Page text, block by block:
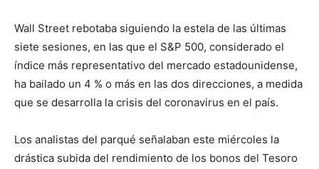
Wall Street rebotaba siguiendo la estela de las últimas
siete sesiones, en las que el S&P 500, considerado el
índice más representativo del mercado estadounidense,
ha bailado un 4 % o más en las dos direcciones, a medida
que se desarrolla la crisis del coronavirus en el país.
Los analistas del parqué señalaban este miércoles la
drástica subida del rendimiento de los bonos del Tesoro